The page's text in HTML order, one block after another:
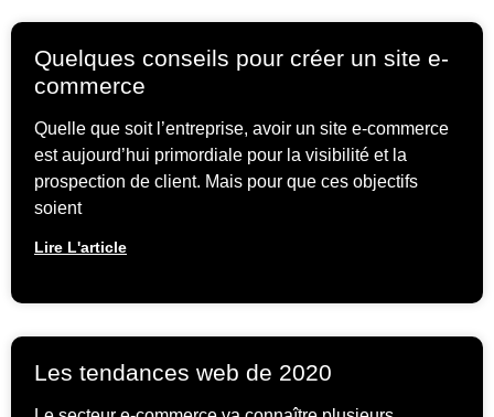
Quelques conseils pour créer un site e-
commerce
Quelle que soit l’entreprise, avoir un site e-commerce
est aujourd’hui primordiale pour la visibilité et la
prospection de client. Mais pour que ces objectifs
soient
Lire L'article
Les tendances web de 2020